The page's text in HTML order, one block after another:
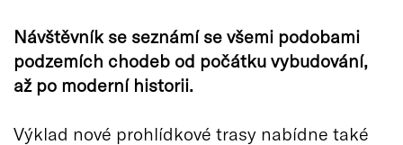
Návštěvník se seznámí se všemi podobami
podzemích chodeb od počátku vybudování,
až po moderní historii.
Výklad nové prohlídkové trasy nabídne také